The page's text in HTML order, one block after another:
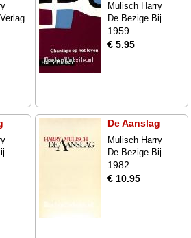
Mulisch Harry
De Bezige Bij
1959
€ 5.95
De Aanslag
Mulisch Harry
De Bezige Bij
1982
€ 10.95